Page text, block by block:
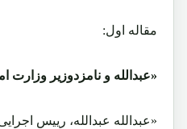
مقاله اول:
«عبدالله و نامزدوزیر وزارت
«عبدالله عبدالله، رییس